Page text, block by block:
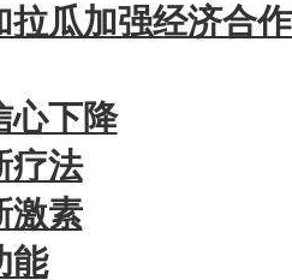
拉瓜加强经济合
心下降
疗法
激素
能